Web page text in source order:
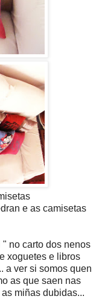
e as camisetas
no carto dos nenos
xoguetes e libros
a ver si somos quen
as que saen nas
miñas dubidas...